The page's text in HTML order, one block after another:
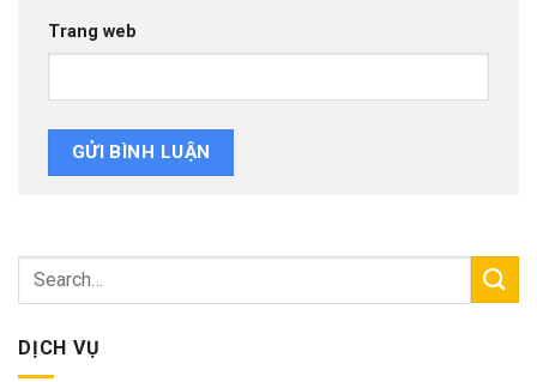
Trang web
DỊCH VỤ